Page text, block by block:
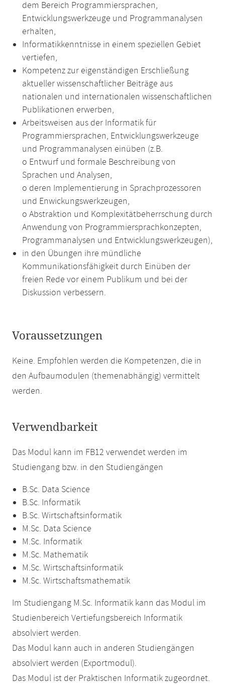
dem Bereich Programmiersprachen,
Entwicklungswerkzeuge und Programmanalysen
erhalten,
Informatikkenntnisse in einem speziellen Gebiet
vertiefen,
Kompetenz zur eigenständigen Erschließung
aktueller wissenschaftlicher Beiträge aus
nationalen und internationalen wissenschaftlichen
Publikationen erwerben,
Arbeitsweisen aus der Informatik für
Programmiersprachen, Entwicklungswerkzeuge
und Programmanalysen einüben (z.B.
o Entwurf und formale Beschreibung von
Sprachen und Analysen,
o deren Implementierung in Sprachprozessoren
und Enwickungswerkzeugen,
o Abstraktion und Komplexitätbeherrschung durch
Anwendung von Programmiersprachkonzepten,
Programmanalysen und Entwicklungswerkzeugen),
in den Übungen ihre mündliche
Kommunikationsfähigkeit durch Einüben der
freien Rede vor einem Publikum und bei der
Diskussion verbessern.
Voraussetzungen
Keine. Empfohlen werden die Kompetenzen, die in
den Aufbaumodulen (themenabhängig) vermittelt
werden.
Verwendbarkeit
Das Modul kann im FB12 verwendet werden im
Studiengang bzw. in den Studiengängen
B.Sc. Data Science
B.Sc. Informatik
B.Sc. Wirtschaftsinformatik
M.Sc. Data Science
M.Sc. Informatik
M.Sc. Mathematik
M.Sc. Wirtschaftsinformatik
M.Sc. Wirtschaftsmathematik
Im Studiengang M.Sc. Informatik kann das Modul im
Studienbereich Vertiefungsbereich Informatik
absolviert werden.
Das Modul kann auch in anderen Studiengängen
absolviert werden (Exportmodul).
Das Modul ist der Praktischen Informatik zugeordnet.